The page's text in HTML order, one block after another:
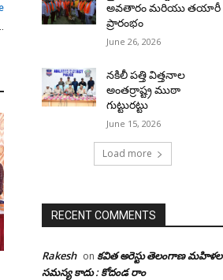
అవతారం మరియు తయారీ
ప్రారంభం
June 26, 2026
నకిలీ పత్తి విత్తనాల
అంతర్రాష్ట్ర ముఠా
గుట్టురట్టు
June 15, 2026
Load more
RECENT COMMENTS
Rakesh on కవిత అరెస్టు తెలంగాణ మహిళల
సమస్య కాదు : కోదండ రాం